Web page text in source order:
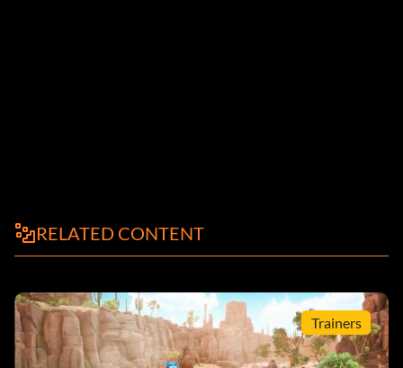
RELATED CONTENT
Trainers